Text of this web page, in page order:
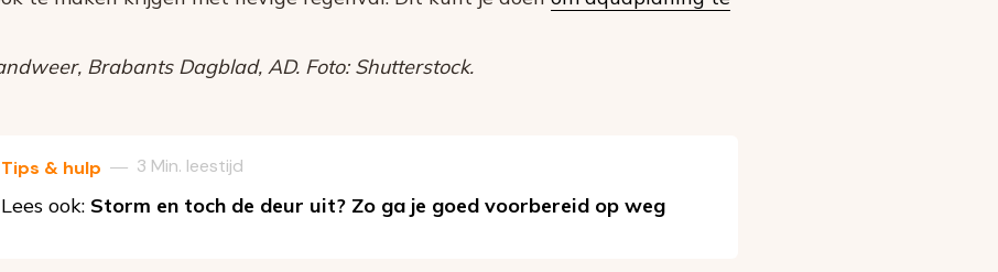
Brabants Dagblad, AD. Foto: Shutterstock.
Tips & hulp — 3 Min. leestijd
Lees ook: Storm en toch de deur uit? Zo ga je goed voorbereid op weg